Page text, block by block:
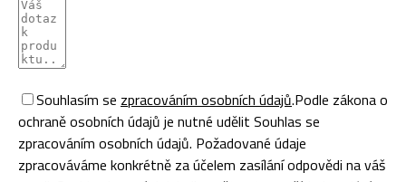
Souhlasím se zpracováním osobních údajů.Podle zákona o
ochraně osobních údajů je nutné udělit Souhlas se
zpracováním osobních údajů. Požadované údaje
zpracováváme konkrétně za účelem zasílání odpovědi na váš